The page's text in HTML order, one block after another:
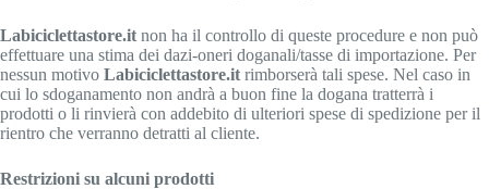
Labiciclettastore.it non ha il controllo di queste procedure e non può
effettuare una stima dei dazi-oneri doganali/tasse di importazione. Per
nessun motivo Labiciclettastore.it rimborserà tali spese. Nel caso in
cui lo sdoganamento non andrà a buon fine la dogana tratterrà i
prodotti o li rinvierà con addebito di ulteriori spese di spedizione per il
rientro che verranno detratti al cliente.
Restrizioni su alcuni prodotti